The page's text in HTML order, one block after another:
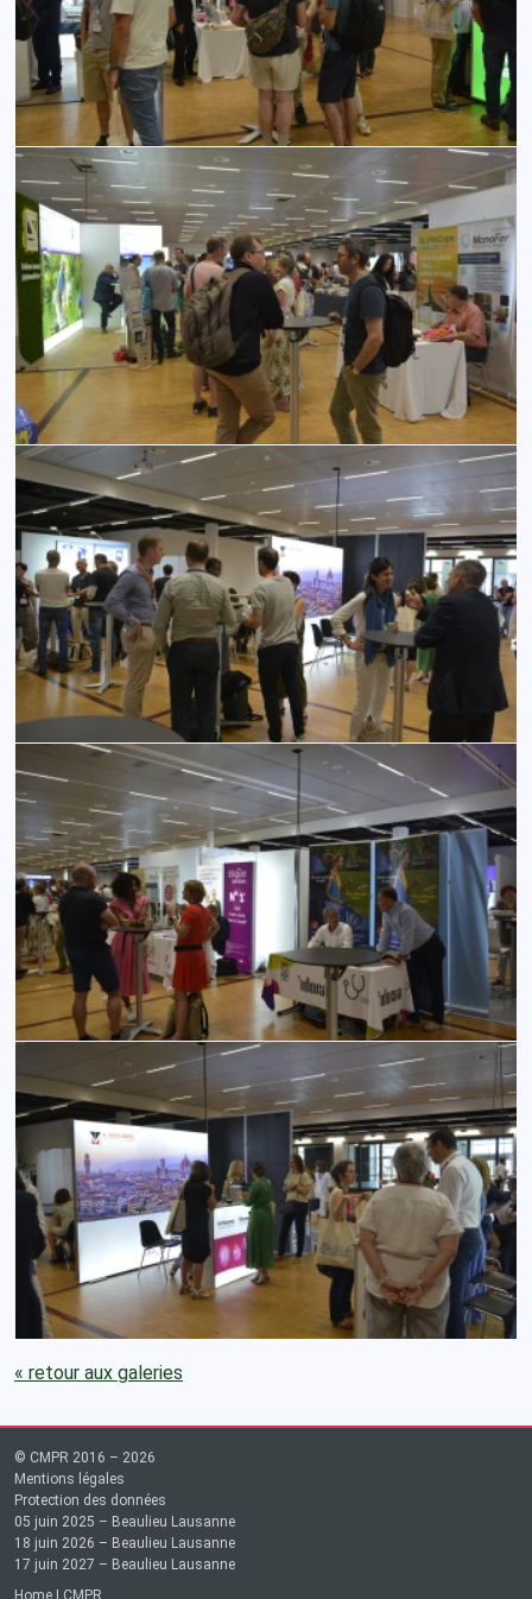
« retour aux galeries
© CMPR 2016 – 2026
Mentions légales
Protection des données
05 juin 2025 – Beaulieu Lausanne
18 juin 2026 – Beaulieu Lausanne
17 juin 2027 – Beaulieu Lausanne